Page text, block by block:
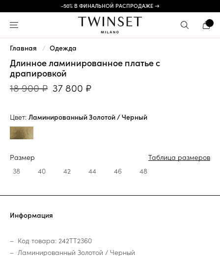
-50% В ФИНАЛЬНОЙ РАСПРОДАЖЕ →
Главная Одежда
Длинное ламинированное платье с
драпировкой
18 900 ₽ 37 800 ₽
Цвет: Ламинированный Золотой / Черный
Размер
Таблица размеров
38
40 42 44 46 48
Информация
Код товара: 242TT2360
Ламинированный Золотой / Черный